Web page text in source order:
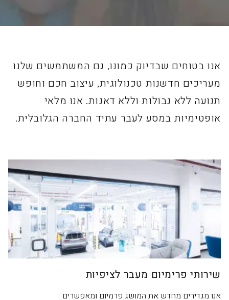
אנו בטוחים שבדיוק כמונו, גם המשתמשים שלנו
מעריכים חדשנות טכנולוגית, עיצוב חכם וחופש
תנועה ללא גבולות וללא דאגות. אנו מלאי
אופטימיות במסע לעבר עתיד החברה הגלובלית.
שירותי פרימיום מעבר לציפיות
אנו מגדירים מחדש את המושג פרמיום ומאפשרים